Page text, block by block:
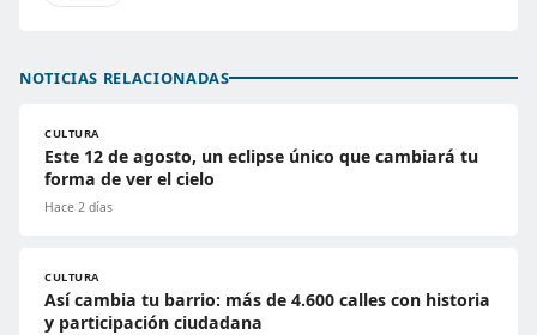
NOTICIAS RELACIONADAS
CULTURA
Este 12 de agosto, un eclipse único que cambiará tu
forma de ver el cielo
Hace 2 días
CULTURA
Así cambia tu barrio: más de 4.600 calles con historia
y participación ciudadana